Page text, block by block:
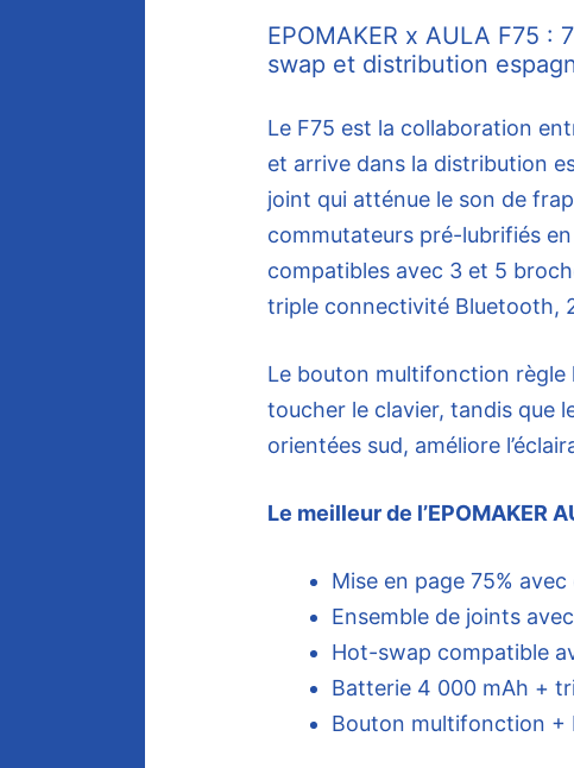
EPOMAKER x AULA F75
swap et distribution
Le F75 est la collaboration
et arrive dans la distribution
joint qui atténue le son de
commutateurs pré-lubrifiés
compatibles avec 3 et 5
triple connectivité Bluetooth,
Le bouton multifonction règle
toucher le clavier, tandis que
orientées sud, améliore
Le meilleur de l’EPOMAKER
Mise en page 75%
Ensemble de joints
Hot-swap compatible
Batterie 4 000 mAh +
Bouton multifonction +